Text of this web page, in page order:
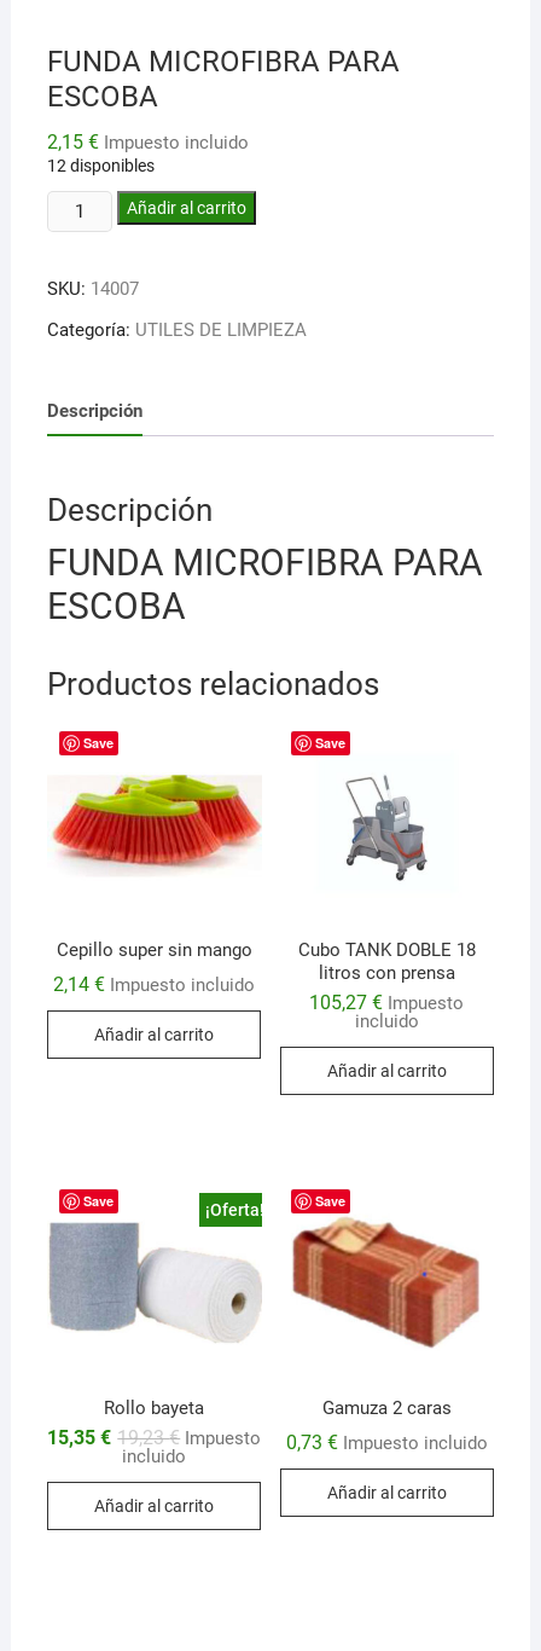
FUNDA MICROFIBRA PARA
ESCOBA
2,15 € Impuesto incluido
12 disponibles
FUNDA
MICROFIBRA
ESCOBA
cantidad
Añadir al carrito
SKU: 14007
Categoría: UTILES DE LIMPIEZA
Descripción
Descripción
FUNDA MICROFIBRA PARA
ESCOBA
Productos relacionados
Save
Cepillo super sin mango
2,14€ Impuesto incluido
Añadir al carrito
Save
Cubo TANK DOBLE 18
litros con prensa
105,27€ Impuesto
incluido
Añadir al carrito
Save ¡Oferta!
Rollo bayeta
19,23€ El
precio
19,23 €.
15,35 €
El
precio
15,35 €.
Impuesto
incluido
Añadir al carrito
Save
Gamuza 2 caras
0,73 € Impuesto incluido
Añadir al carrito